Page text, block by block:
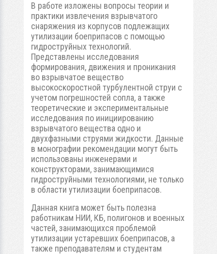
В работе изложены вопросы теории и
практики извлечения взрывчатого
снаряжения из корпусов подлежащих
утилизации боеприпасов с помощью
гидроструйных технологий.
Представлены исследования
формирования, движения и проникания
во взрывчатое вещество
высокоскоростной турбулентной струи с
учетом погрешностей сопла, а также
теоретические и экспериментальные
исследования по инициированию
взрывчатого вещества одно и
двухфазными струями жидкости. Данные
в монографии рекомендации могут быть
использованы инженерами и
конструкторами, занимающимися
гидроструйными технологиями, не только
в области утилизации боеприпасов.
Данная книга может быть полезна
работникам НИИ, КБ, полигонов и военных
частей, занимающихся проблемой
утилизации устаревших боеприпасов, а
также преподавателям и студентам